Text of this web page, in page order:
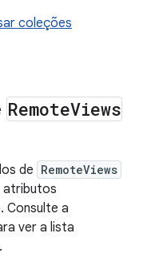
coleções
RemoteViews
de RemoteViews
atributos
Consulte a
ver a lista